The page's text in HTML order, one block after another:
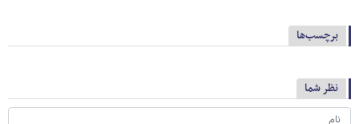
برچسب‌ها
نظر شما